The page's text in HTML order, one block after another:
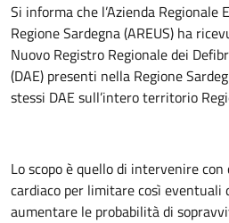
Si informa che l’Azienda Regionale
Regione Sardegna (AREUS) ha
Nuovo Registro Regionale dei
(DAE) presenti nella Regione
stessi DAE sull’intero territorio
Lo scopo è quello di intervenire
cardiaco per limitare così eventuali
aumentare le probabilità di